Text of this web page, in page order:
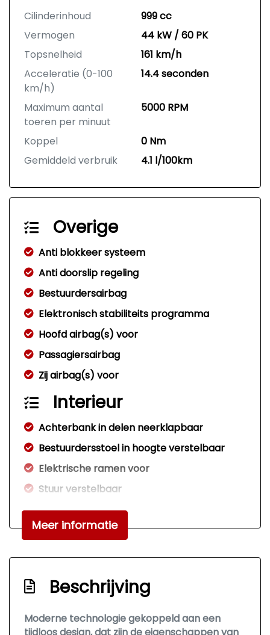
Cilinderinhoud
999 cc
Vermogen
44 kW / 60 PK
Topsnelheid
161 km/h
Acceleratie (0-100
km/h)
14.4 seconden
Maximum aantal
toeren per minuut
5000 RPM
Koppel
0 Nm
Gemiddeld verbruik
4.1 l/100km
Overige
Anti blokkeer systeem
Anti doorslip regeling
Bestuurdersairbag
Elektronisch stabiliteits programma
Hoofd airbag(s) voor
Passagiersairbag
Zij airbag(s) voor
Interieur
Achterbank in delen neerklapbaar
Bestuurdersstoel in hoogte verstelbaar
Elektrische ramen voor
Stuur verstelbaar
Stuurbekrachtiging snelheidsafhankelijk
Veiligheid
Alarm klasse 1(startblokkering)
Bandenspanningscontrolesysteem
Meer informatie
Beschrijving
Moderne technologie gekoppeld aan een